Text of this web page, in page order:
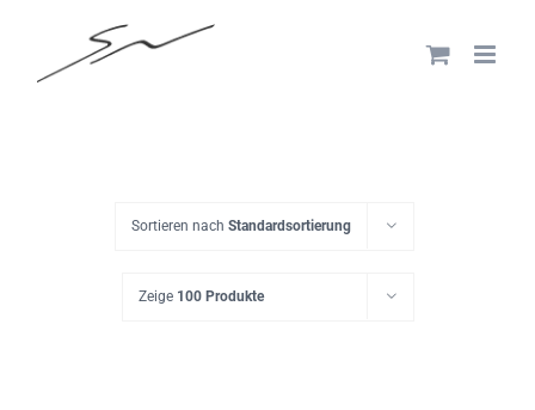
content
Sortieren nach Standardsortierung
Zeige 100 Produkte